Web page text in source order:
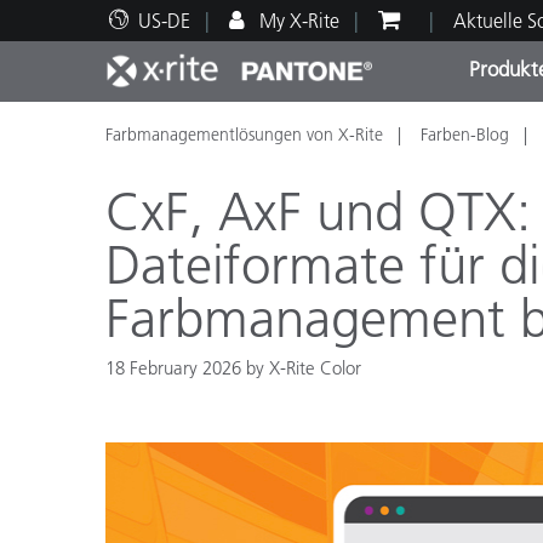
US-DE My X-Rite Aktuelle
Spitzenprodukte
Druck und Verpackung
Automobil
Technischer Support
Pädagogische Ressourcen
Farbmanagementlösungen von X-Rite Farben-Blog
CxF, AxF und
Dateiformate für
Farbmanagement
18 February 2026 by X-Rite Color